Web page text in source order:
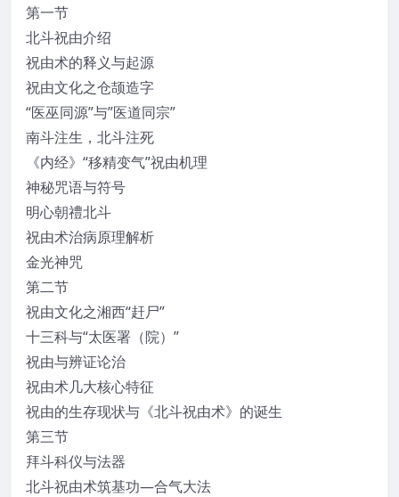
第一节
北斗祝由介绍
祝由术的释义与起源
祝由文化之仓颉造字
“医巫同源”与”医道同宗”
南斗注生，北斗注死
《内经》“移精变气”祝由机理
神秘咒语与符号
明心朝禮北斗
祝由术治病原理解析
金光神咒
第二节
祝由文化之湘西“赶尸”
十三科与“太医署（院）”
祝由与辨证论治
祝由术几大核心特征
祝由的生存现状与《北斗祝由术》的诞生
第三节
拜斗科仪与法器
北斗祝由术筑基功—合气大法